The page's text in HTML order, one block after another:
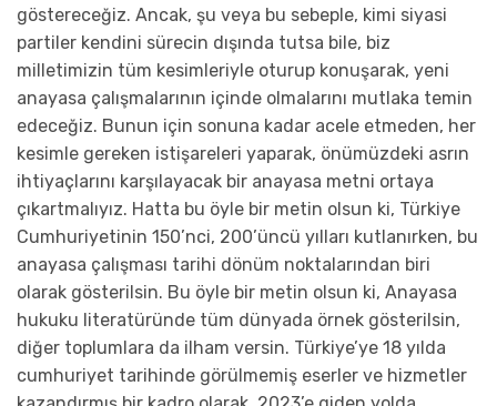
göstereceğiz. Ancak, şu veya bu sebeple, kimi siyasi
partiler kendini sürecin dışında tutsa bile, biz
milletimizin tüm kesimleriyle oturup konuşarak, yeni
anayasa çalışmalarının içinde olmalarını mutlaka temin
edeceğiz. Bunun için sonuna kadar acele etmeden, her
kesimle gereken istişareleri yaparak, önümüzdeki asrın
ihtiyaçlarını karşılayacak bir anayasa metni ortaya
çıkartmalıyız. Hatta bu öyle bir metin olsun ki, Türkiye
Cumhuriyetinin 150’nci, 200’üncü yılları kutlanırken, bu
anayasa çalışması tarihi dönüm noktalarından biri
olarak gösterilsin. Bu öyle bir metin olsun ki, Anayasa
hukuku literatüründe tüm dünyada örnek gösterilsin,
diğer toplumlara da ilham versin. Türkiye’ye 18 yılda
cumhuriyet tarihinde görülmemiş eserler ve hizmetler